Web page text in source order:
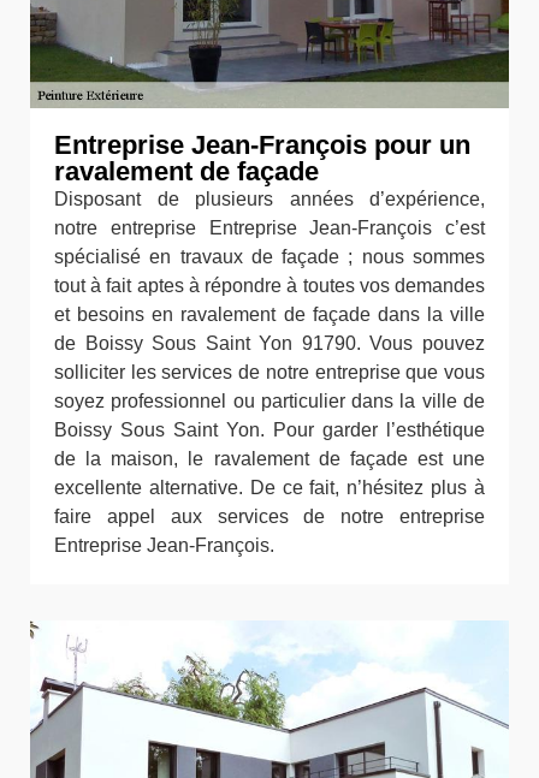
Entreprise Jean-François pour un
ravalement de façade
Disposant de plusieurs années d’expérience,
notre entreprise Entreprise Jean-François c’est
spécialisé en travaux de façade ; nous sommes
tout à fait aptes à répondre à toutes vos demandes
et besoins en ravalement de façade dans la ville
de Boissy Sous Saint Yon 91790. Vous pouvez
solliciter les services de notre entreprise que vous
soyez professionnel ou particulier dans la ville de
Boissy Sous Saint Yon. Pour garder l’esthétique
de la maison, le ravalement de façade est une
excellente alternative. De ce fait, n’hésitez plus à
faire appel aux services de notre entreprise
Entreprise Jean-François.